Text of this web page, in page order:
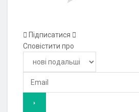
Підписатися
Сповістити про